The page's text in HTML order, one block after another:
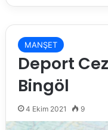
MANŞET
Deport
Bingöl
4 Ekim 2021 9